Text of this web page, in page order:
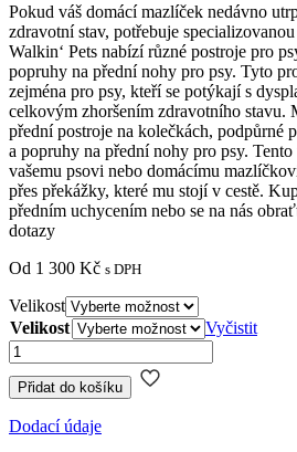
Pokud váš domácí mazlíček nedávno
zdravotní stav, potřebuje
Walkin‘ Pets nabízí různé postroje pro
popruhy na přední nohy pro psy. Tyto
zejména pro psy, kteří se potýkají s
celkovým zhoršením zdravotního stavu.
přední postroje na kolečkách, podpůrné
a popruhy na přední nohy pro psy.
vašemu psovi nebo domácímu
přes překážky, které mu stojí v cestě.
předním uchycením nebo se na nás
dotazy
Od 1 300 Kč s DPH
Velikost
Velikost
Vyčistit
Walkin‘
Přední
zvedací
postroj
Přidat do košíku
Dodací údaje